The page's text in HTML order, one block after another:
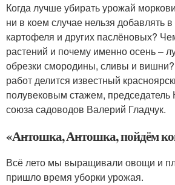
Когда лучше убирать урожай
ни в коем случае нельзя добавлять
картофеля и других паслёновых?
растений и почему именно осень –
обрезки смородины, сливы и
работ делится известный
полувековым стажем, председатель
союза садоводов Валерий Гладчук.
«Антошка, Антошка, пойдём
Всё лето мы выращивали овощи и
пришло время уборки урожая.